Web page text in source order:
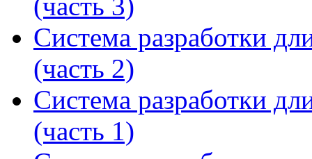
Система разработки
(часть 2)
Система разработки
(часть 1)